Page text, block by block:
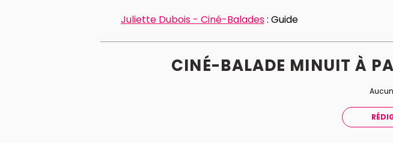
Juliette Dubois - Ciné-Balades: Guide
CINÉ-BALADE MINUIT À